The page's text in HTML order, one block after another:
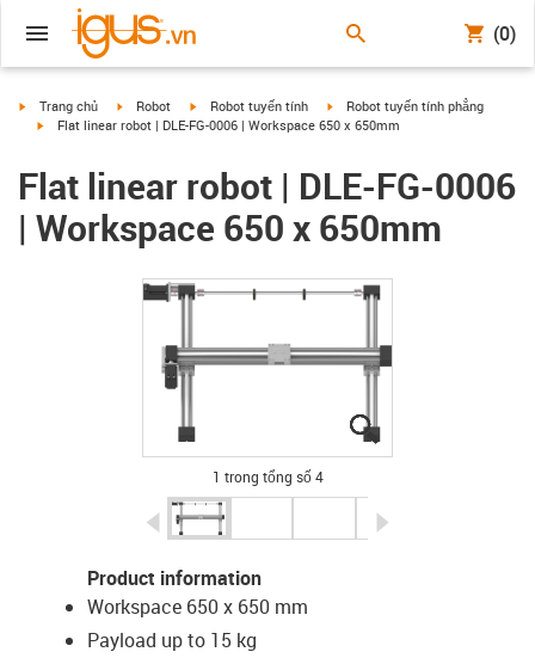
(0)
igus-icon-arrow-right
Trang chủ igus-icon-arrow-right
Robot igus-icon-arrow-right
Robot tuyến tính igus-icon-arrow-right
Robot tuyến tính phẳng
igus-icon-arrow-right
Flat linear robot | DLE-FG-0006 | Workspace 650 x 650mm
Flat linear robot | DLE-FG-0006
| Workspace 650 x 650mm
igus-icon-lupe
igus-icon-lupe
igus-icon-lupe
igus-icon-lupe
1 trong tổng số 4
igus-icon-arrow-left
Product information
Workspace 650 x 650 mm
Payload up to 15 kg